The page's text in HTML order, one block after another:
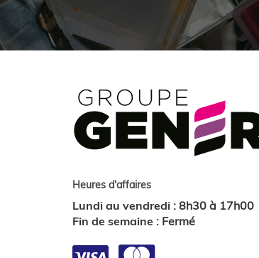
Heures d'affaires
Lundi au vendredi : 8h30 à 17h00
Fin de semaine : Fermé